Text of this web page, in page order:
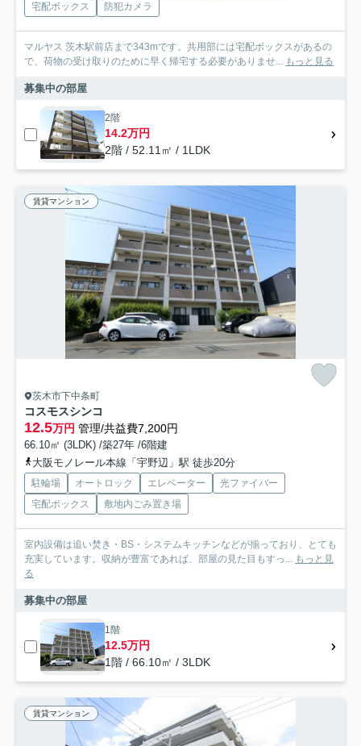
宅配ボックス
防犯カメラ
マルヤス 茨木駅前店まで343mです。共用部には宅配ボックスがあるの
で、荷物の受け取りのために早く帰宅する必要がありませ... もっと見る
募集中の部屋
2階
14.2万円
2階 / 52.11㎡ / 1LDK
賃貸マンション
茨木市下中条町
コスモスシンコ
12.5万円 管理/共益費7,200円
66.10㎡ (3LDK) /築27年 /6階建
大阪モノレール本線「宇野辺」駅 徒歩20分
駐輪場 オートロック エレベーター
光ファイバー
宅配ボックス
敷地内ごみ置き場
室内設備は追い焚き・BS・システムキッチンなどが揃っており、とても
充実しています。収納が豊富であれば、部屋の見た目もすっ... もっと見
る
募集中の部屋
1階
12.5万円
1階 / 66.10㎡ / 3LDK
賃貸マンション